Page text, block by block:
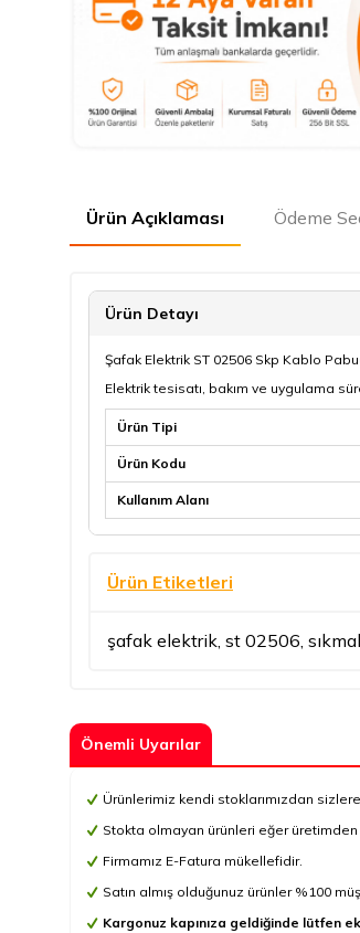
Ürün Açıklaması Ödeme
Ürün Detayı
Şafak Elektrik ST 02506 Skp Kablo
Elektrik tesisatı, bakım ve uygulama
Ürün Tipi
Ürün Kodu
Kullanım Alanı
Ürün Etiketleri
şafak elektrik, st 02506,
Önemli Uyarılar
Ürünlerimiz kendi stoklarımızdan
Stokta olmayan ürünleri eğer
Firmamız E-Fatura mükellefidir.
Satın almış olduğunuz ürünler %100
Kargonuz kapınıza geldiğinde lütfen